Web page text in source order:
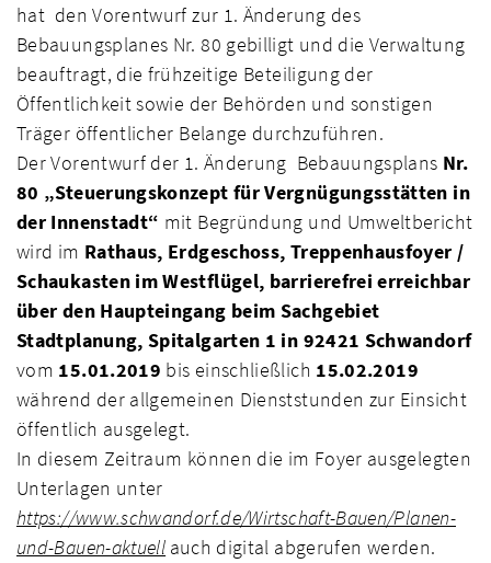
hat den Vorentwurf zur 1. Änderung des
Bebauungsplanes Nr. 80 gebilligt und die Verwaltung
beauftragt, die frühzeitige Beteiligung der
Öffentlichkeit sowie der Behörden und sonstigen
Träger öffentlicher Belange durchzuführen.
Der Vorentwurf der 1. Änderung Bebauungsplans Nr.
80 „Steuerungskonzept für Vergnügungsstätten in
der Innenstadt“ mit Begründung und Umweltbericht
wird im Rathaus, Erdgeschoss, Treppenhausfoyer /
Schaukasten im Westflügel, barrierefrei erreichbar
über den Haupteingang beim Sachgebiet
Stadtplanung, Spitalgarten 1 in 92421 Schwandorf
vom 15.01.2019 bis einschließlich 15.02.2019
während der allgemeinen Dienststunden zur Einsicht
öffentlich ausgelegt.
In diesem Zeitraum können die im Foyer ausgelegten
Unterlagen unter
https://www.schwandorf.de/Wirtschaft-Bauen/Planen-
und-Bauen-aktuell auch digital abgerufen werden.